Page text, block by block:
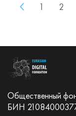
1 2
Общественный
БИН